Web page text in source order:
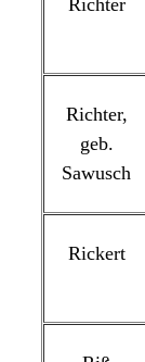
Richter
Richter,
geb.
Sawusch
Rickert